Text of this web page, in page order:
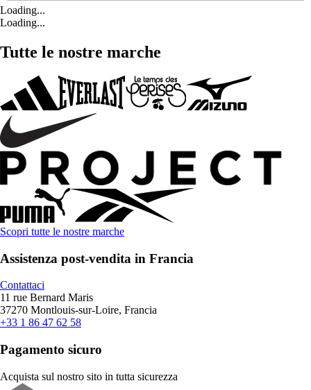
Loading...
Loading...
Tutte le nostre marche
Scopri tutte le nostre marche
Assistenza post-vendita in Francia
Contattaci
11 rue Bernard Maris
37270 Montlouis-sur-Loire, Francia
+33 1 86 47 62 58
Pagamento sicuro
Acquista sul nostro sito in tutta sicurezza